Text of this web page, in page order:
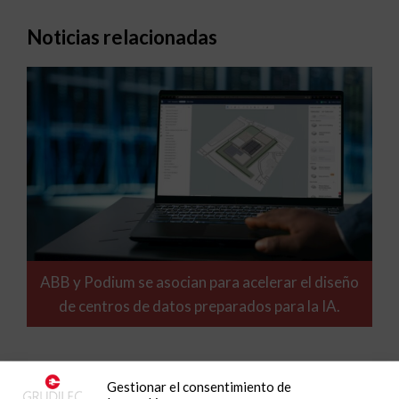
Gestionar el consentimiento de
Noticias relacionadas
ABB y Podium se asocian para acelerar el diseño
de centros de datos preparados para la IA.